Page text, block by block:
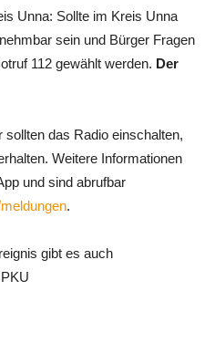
Unna: Sollte im Kreis Unna
sein und Bürger Fragen
112 gewählt werden. Der
sollten das Radio einschalten,
Weitere Informationen
und sind abrufbar
.
gibt es auch